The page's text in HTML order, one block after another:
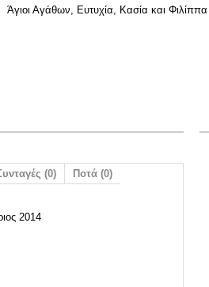
Άγιοι Αγάθων, Ευτυχία, Κασία και Φιλίππα
(0) Ποτά (0)
2014